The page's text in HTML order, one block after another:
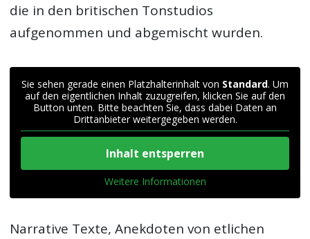
die in den britischen Tonstudios
aufgenommen und abgemischt wurden.
Sie sehen gerade einen Platzhalterinhalt von Standard. Um
auf den eigentlichen Inhalt zuzugreifen, klicken Sie auf den
Button unten. Bitte beachten Sie, dass dabei Daten an
Drittanbieter weitergegeben werden.
Inhalt entsperren
Weitere Informationen
Narrative Texte, Anekdoten von etlichen